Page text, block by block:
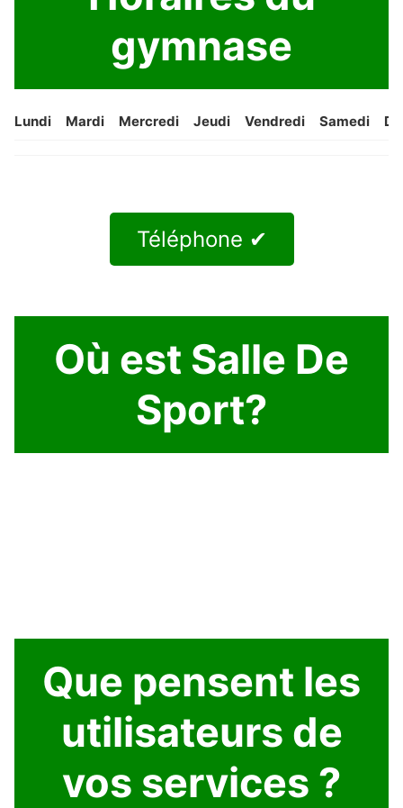
gymnase
Lundi Mardi Mercredi Jeudi Vendredi Samedi
Téléphone ✔
Où est Salle De
Sport?
Que pensent les
utilisateurs de
vos services ?